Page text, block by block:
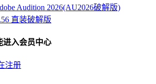
Audition 2026(AU2026破解版)
直装破解版
进入会员中心
注册